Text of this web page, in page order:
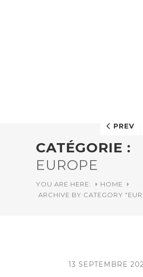
CATÉGORIE :
EUROPE
YOU ARE HERE:
HOME
ARCHIVE BY CATEGORY
PREV
13 SEPTEMBRE